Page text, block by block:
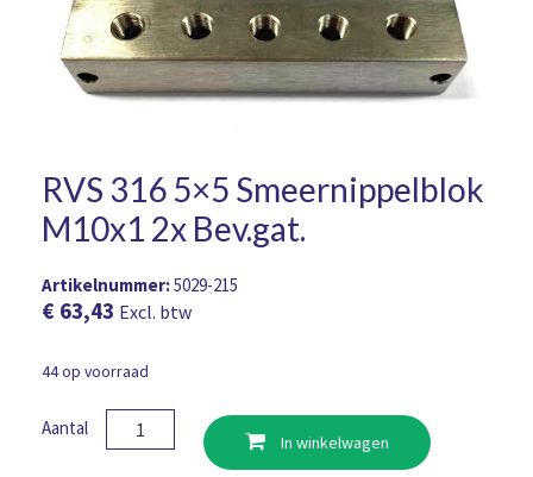
RVS 316 5×5 Smeernippelblok
M10x1 2x Bev.gat.
Artikelnummer:5029-215
€ 63,43 Excl. btw
44 op voorraad
Aantal
316
In winkelwagen